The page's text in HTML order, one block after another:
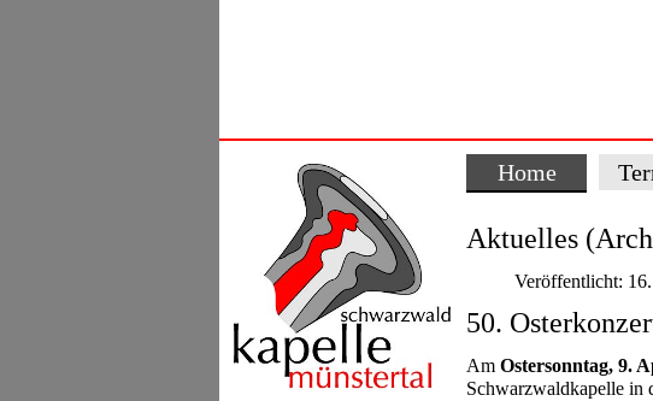
Home
Aktuelles
Veröffentlicht:
50.
Am Ostersonntag, 9.
Schwarzwaldkapelle in